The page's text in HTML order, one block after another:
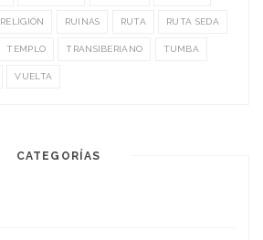
RELIGIÓN RUINAS RUTA RUTA SEDA
TEMPLO TRANSIBERIANO TUMBA
VUELTA
CATEGORÍAS